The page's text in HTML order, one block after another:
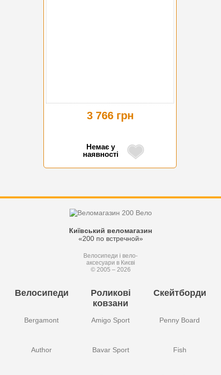
3 766 грн
Немає у
наявності
Київський веломагазин
«200 по встречной»
Велосипеди і вело-
аксесуари в Києві
© 2005 – 2026
Велосипеди
Bergamont
Author
Роликові
ковзани
Amigo Sport
Bavar Sport
Скейтборди
Penny Board
Fish